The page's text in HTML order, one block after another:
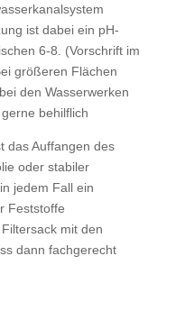
ist dabei ein pH-
6-8. (Vorschrift im
größeren Flächen
den Wasserwerken
behilflich
das Auffangen des
oder stabiler
jedem Fall ein
Feststoffe
mit den
dann fachgerecht